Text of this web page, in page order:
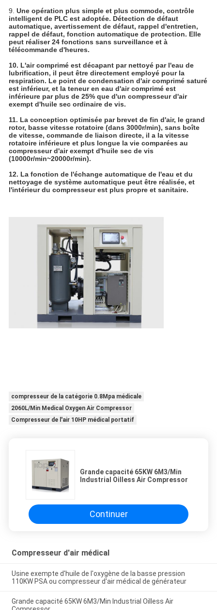
9. Une opération plus simple et plus commode, contrôle
intelligent de PLC est adoptée. Détection de défaut
automatique, avertissement de défaut, rappel d'entretien,
rappel de défaut, fonction automatique de protection. Elle
peut réaliser 24 fonctions sans surveillance et à
télécommande d'heures.
10. L'air comprimé est décapant par nettoyé par l'eau de
lubrification, il peut être directement employé pour la
respiration. Le point de condensation d'air comprimé saturé
est inférieur, et la teneur en eau d'air comprimé est
inférieure par plus de 25% que d'un compresseur d'air
exempt d'huile sec ordinaire de vis.
11. La conception optimisée par brevet de fin d'air, le grand
rotor, basse vitesse rotatoire (dans 3000r/min), sans boîte
de vitesse, commande de liaison directe, il a la vitesse
rotatoire inférieure et plus longue la vie comparées au
compresseur d'air exempt d'huile sec de vis
(10000r/min~20000r/min).
12. La fonction de l'échange automatique de l'eau et du
nettoyage de système automatique peut être réalisée, et
l'intérieur du compresseur est plus propre et sanitaire.
compresseur de la catégorie 0.8Mpa médicale
2060L/Min Medical Oxygen Air Compressor
Compresseur de l'air 10HP médical portatif
Grande capacité 65KW 6M3/Min
Industrial Oilless Air Compressor
Continuer
Compresseur d'air médical
Usine exempte d'huile de l'oxygène de la basse pression
110KW PSA ou compresseur d'air médical de générateur
Grande capacité 65KW 6M3/Min Industrial Oilless Air